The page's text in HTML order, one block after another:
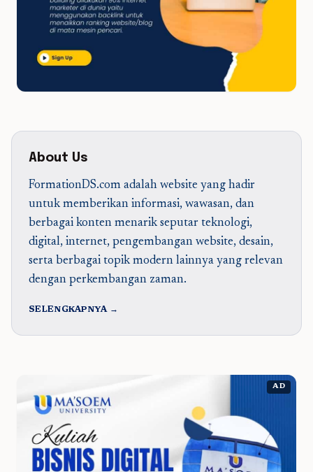
About Us
FormationDS.com adalah website yang hadir
untuk memberikan informasi, wawasan, dan
berbagai konten menarik seputar teknologi,
digital, internet, pengembangan website, desain,
serta berbagai topik modern lainnya yang relevan
dengan perkembangan zaman.
SELENGKAPNYA →
AD